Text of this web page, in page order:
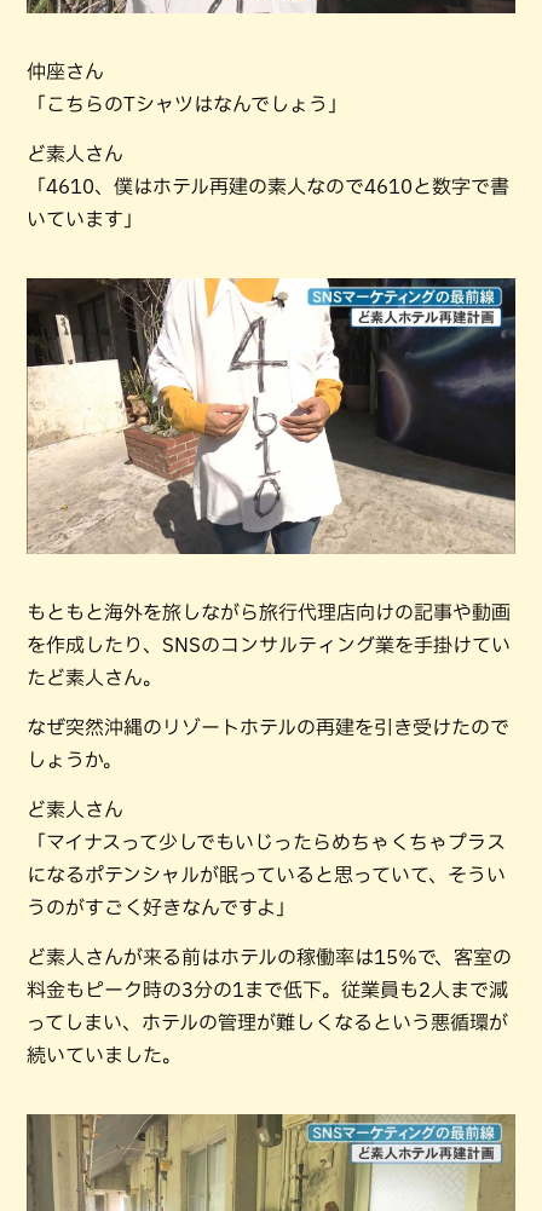
仲座さん
「こちらのTシャツはなんでしょう」
ど素人さん
「4610、僕はホテル再建の素人なので4610と数字で書
いています」
もともと海外を旅しながら旅行代理店向けの記事や動画
を作成したり、SNSのコンサルティング業を手掛けてい
たど素人さん。
なぜ突然沖縄のリゾートホテルの再建を引き受けたので
しょうか。
ど素人さん
「マイナスって少しでもいじったらめちゃくちゃプラス
になるポテンシャルが眠っていると思っていて、そうい
うのがすごく好きなんですよ」
ど素人さんが来る前はホテルの稼働率は15％で、客室の
料金もピーク時の3分の1まで低下。従業員も2人まで減
ってしまい、ホテルの管理が難しくなるという悪循環が
続いていました。